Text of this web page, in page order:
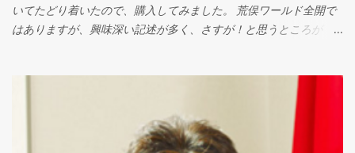
いてたどり着いたので、購入してみました。 荒俣ワールド全開で
はありますが、興味深い記述が多く、さすが！と思うところが
す 7netで探す by ヨメレバ 四門とは？ まずタイトルにもある「四
門」とは、いったい何のことでしょうか。 簡単に書いてしまう
と、日本を鎮護するための４つの門のことで、東西南北の方位を
守るもののことです。 その４つの門が、常陸の国（現在の茨城